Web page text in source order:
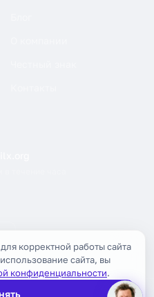
корректной работы сайта
сайта, вы
конфиденциальности.